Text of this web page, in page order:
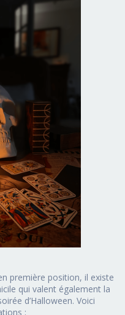
première position, il existe
qui valent également la
d’Halloween. Voici
: